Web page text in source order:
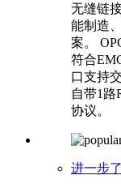
无缝链
能制造
案。
符合
口支持
自带1路
协议。
进一步